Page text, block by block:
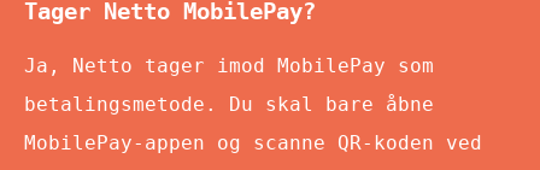
Tager Netto MobilePay?
Ja, Netto tager imod MobilePay som
betalingsmetode. Du skal bare åbne
MobilePay-appen og scanne QR-koden ved